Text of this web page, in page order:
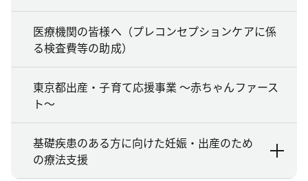
医療機関の皆様へ（プレコンセプションケアに係
る検査費等の助成）
東京都出産・子育て応援事業 ～赤ちゃんファース
ト～
基礎疾患のある方に向けた妊娠・出産のため
の療法支援